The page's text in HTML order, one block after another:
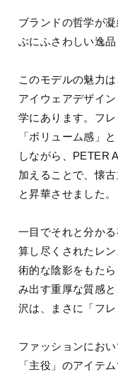
ブランドの哲学が
ぶにふさわしい逸品
このモデルの魅力
アイウェアデザイ
学にあります。フ
「ボリューム感」
しながら、PETER
加えることで、懐
と昇華させました。
一目でそれと分か
算し尽くされたレ
術的な陰影をもた
み出す重厚な質感
沢は、まさに「フレ
ファッションにお
「主役」のアイテム